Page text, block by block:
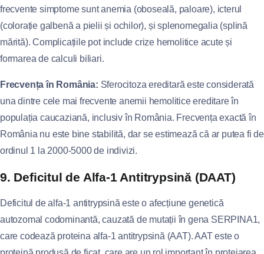
frecvente simptome sunt anemia (oboseală, paloare), icterul
(colorație galbenă a pielii și ochilor), și splenomegalia (splină
mărită). Complicațiile pot include crize hemolitice acute și
formarea de calculi biliari.
Frecvența în România: Sferocitoza ereditară este considerată
una dintre cele mai frecvente anemii hemolitice ereditare în
populația caucaziană, inclusiv în România. Frecvența exactă în
România nu este bine stabilită, dar se estimează că ar putea fi de
ordinul 1 la 2000-5000 de indivizi.
9. Deficitul de Alfa-1 Antitrypsină (DAAT)
Deficitul de alfa-1 antitrypsină este o afecțiune genetică
autozomal codominantă, cauzată de mutații în gena SERPINA1,
care codează proteina alfa-1 antitrypsină (AAT). AAT este o